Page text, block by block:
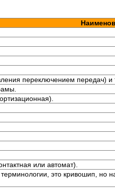
переключением передач) и
или автомат).
это кривошип, но